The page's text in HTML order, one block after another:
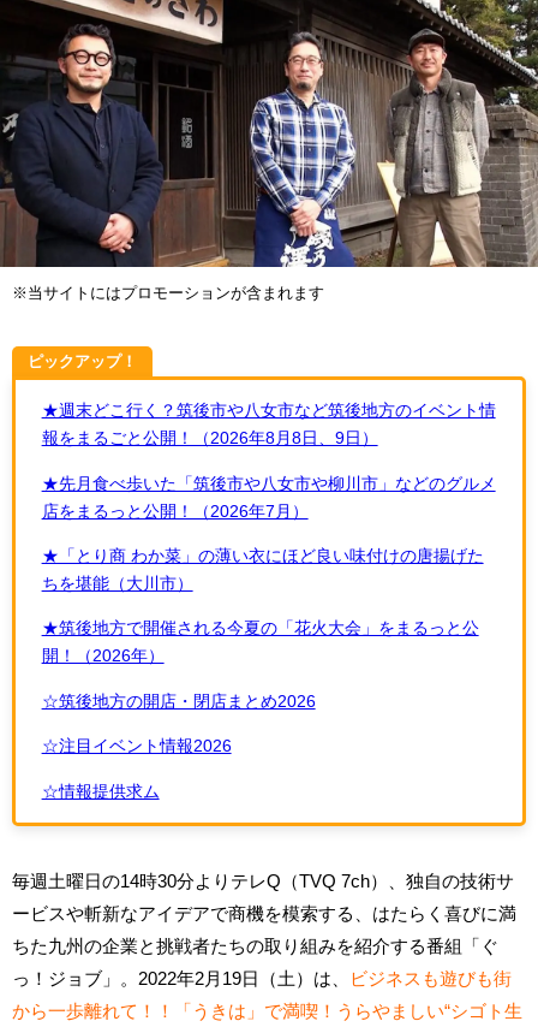
※当サイトにはプロモーションが含まれます
ピックアップ！
★週末どこ行く？筑後市や八女市など筑後地方のイベント情
報をまるごと公開！（2026年8月8日、9日）
★先月食べ歩いた「筑後市や八女市や柳川市」などのグルメ
店をまるっと公開！（2026年7月）
★「とり商 わか菜」の薄い衣にほど良い味付けの唐揚げた
ちを堪能（大川市）
★筑後地方で開催される今夏の「花火大会」をまるっと公
開！（2026年）
☆筑後地方の開店・閉店まとめ2026
☆注目イベント情報2026
☆情報提供求ム
毎週土曜日の14時30分よりテレQ（TVQ 7ch）、独自の技術サ
ービスや斬新なアイデアで商機を模索する、はたらく喜びに満
ちた九州の企業と挑戦者たちの取り組みを紹介する番組「ぐ
っ！ジョブ」。2022年2月19日（土）は、
ビジネスも遊びも街
から一歩離れて！！「うきは」で満喫！うらやましい“シゴト生